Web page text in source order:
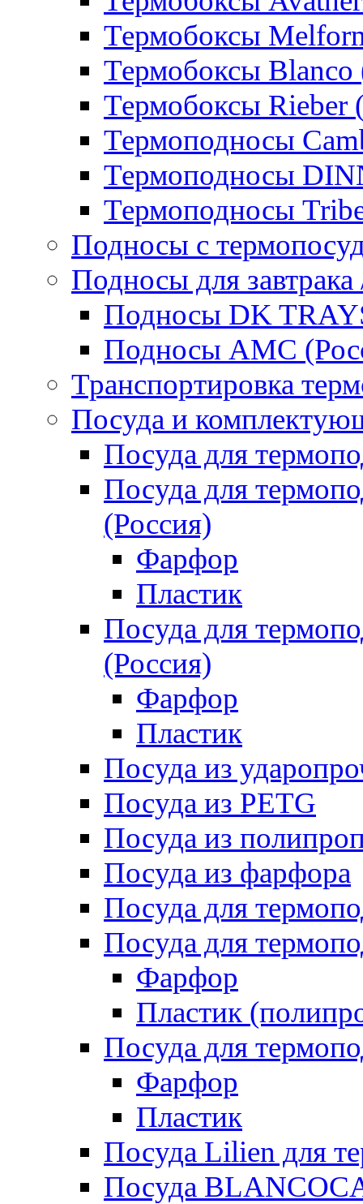
Термобоксы
Термобоксы Blanco
Термобоксы Rieber
Термоподносы
Термоподносы
Термоподносы
Подносы с
Подносы для завтрака
Подносы DK
Подносы AMC
Транспортировка
Посуда и
Посуда для
Посуда для
(Россия)
Фарфор
Пластик
Посуда для
(Россия)
Фарфор
Пластик
Посуда из
Посуда из PETG
Посуда из
Посуда из фарфора
Посуда для
Посуда для
Фарфор
Пластик
Посуда для
Фарфор
Пластик
Посуда Lilien для
Посуда